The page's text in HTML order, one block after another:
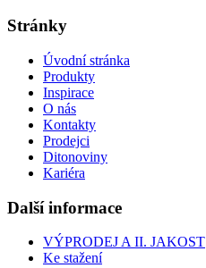
Stránky
Úvodní stránka
Produkty
Inspirace
O nás
Kontakty
Prodejci
Ditonoviny
Kariéra
Další informace
VÝPRODEJ A II. JAKOST
Ke stažení